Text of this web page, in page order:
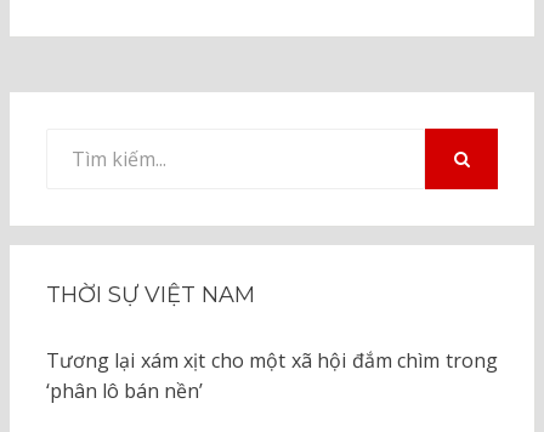
kiếm
THỜI SỰ VIỆT NAM
Tương lại xám xịt cho một xã hội đắm chìm trong
‘phân lô bán nền’